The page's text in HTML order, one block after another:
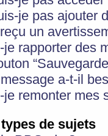
je pas ajouter
un
rapporter des
a-t-il
remonter mes
de sujets